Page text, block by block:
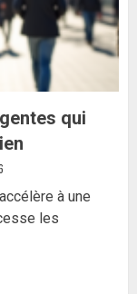
qui
à une
les